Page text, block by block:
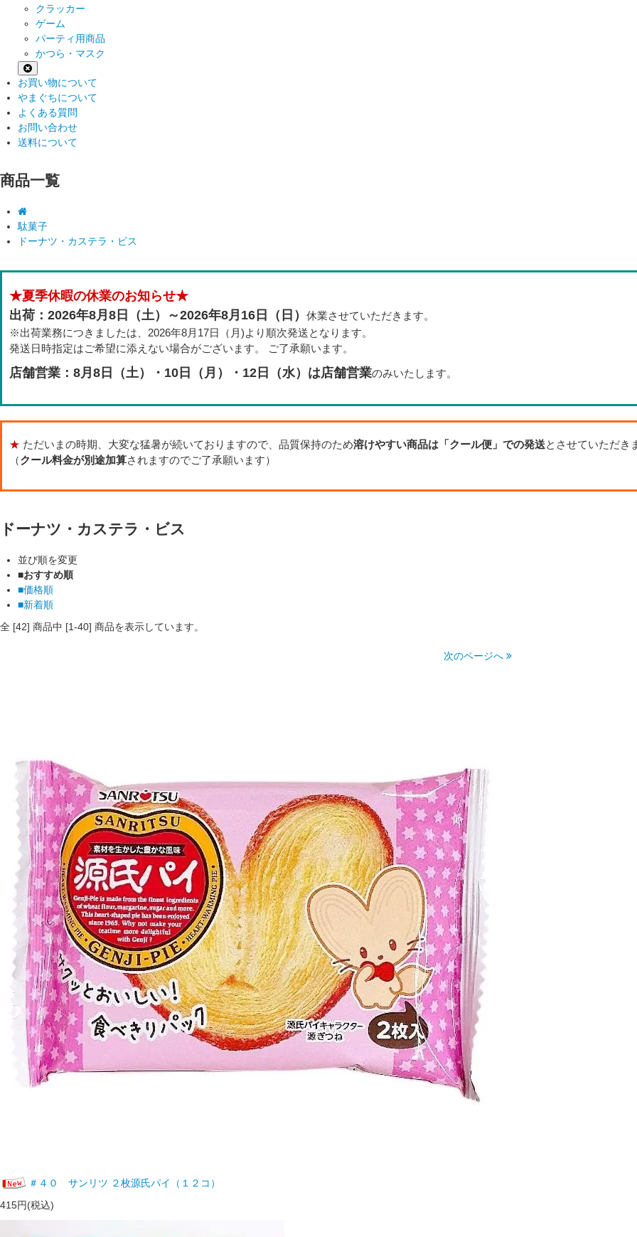
クラッカー
ゲーム
パーティ用商品
かつら・マスク
お買い物について
やまぐちについて
よくある質問
お問い合わせ
送料について
商品一覧
駄菓子
ドーナツ・カステラ・ビス
★夏季休暇の休業のお知らせ★
出荷：2026年8月8日（土）～2026年8月16日（日） 休業させていただきます。
※出荷業務につきましたは、2026年8月17日（月)より順次発送となります。
発送日時指定はご希望に添えない場合がございます。 ご了承願います。
店舗営業：8月8日（土）・10日（月）・12日（水）は店舗営業のみいたします。
★ ただいまの時期、大変な猛暑が続いておりますので、品質保持のため溶けやすい商品は「クール便」での発送とさせていただき
（クール料金が別途加算されますのでご了承願います）
ドーナツ・カステラ・ビス
並び順を変更
■おすすめ順
■価格順
■新着順
全 [42] 商品中 [1-40] 商品を表示しています。
次のページへ
＃４０ サンリツ ２枚源氏パイ（１２コ）
415円(税込)